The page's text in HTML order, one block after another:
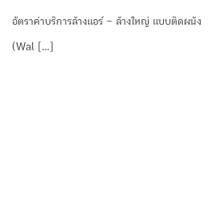
อัตราค่าบริการล้างแอร์ – ล้างใหญ่ แบบติดผนัง
(Wal […]